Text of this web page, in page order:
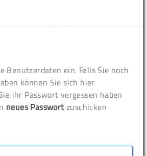
Benutzerdaten ein. Falls Sie noch
können Sie sich hier
ihr Passwort vergessen haben
neues Passwort zuschicken